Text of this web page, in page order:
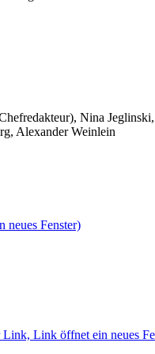
Nina Jeglinski,
Alexander Weinlein
Fenster)
Link öffnet ein neues